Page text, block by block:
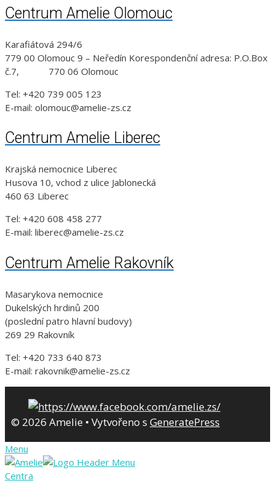
Centrum Amelie Olomouc
Karafiátová 294/6
779 00 Olomouc 9 – Neředín Korespondenční adresa: P.O.Box
č.7, 770 06 Olomouc
Tel: +420 739 005 123
E-mail: olomouc@amelie-zs.cz
Centrum Amelie Liberec
Krajská nemocnice Liberec
Husova 10, vchod z ulice Jablonecká
460 63 Liberec
Tel: +420 608 458 277
E-mail: liberec@amelie-zs.cz
Centrum Amelie Rakovník
Masarykova nemocnice
Dukelských hrdinů 200
(poslední patro hlavní budovy)
269 29 Rakovník
Tel: +420 733 640 873
E-mail: rakovnik@amelie-zs.cz
© 2026 Amelie • Vytvořeno s GeneratePress
Menu
Centra